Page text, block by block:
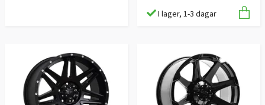
I lager, 1-3 dagar